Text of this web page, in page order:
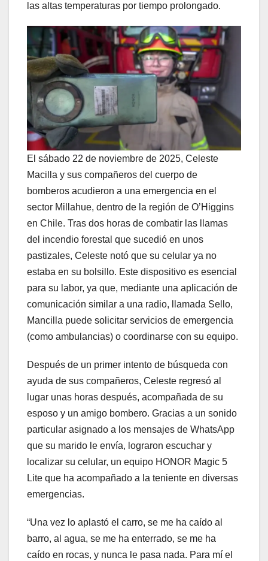
las altas temperaturas por tiempo prolongado.
El sábado 22 de noviembre de 2025, Celeste
Macilla y sus compañeros del cuerpo de
bomberos acudieron a una emergencia en el
sector Millahue, dentro de la región de O’Higgins
en Chile. Tras dos horas de combatir las llamas
del incendio forestal que sucedió en unos
pastizales, Celeste notó que su celular ya no
estaba en su bolsillo. Este dispositivo es esencial
para su labor, ya que, mediante una aplicación de
comunicación similar a una radio, llamada Sello,
Mancilla puede solicitar servicios de emergencia
(como ambulancias) o coordinarse con su equipo.
Después de un primer intento de búsqueda con
ayuda de sus compañeros, Celeste regresó al
lugar unas horas después, acompañada de su
esposo y un amigo bombero. Gracias a un sonido
particular asignado a los mensajes de WhatsApp
que su marido le envía, lograron escuchar y
localizar su celular, un equipo HONOR Magic 5
Lite que ha acompañado a la teniente en diversas
emergencias.
“Una vez lo aplastó el carro, se me ha caído al
barro, al agua, se me ha enterrado, se me ha
caído en rocas, y nunca le pasa nada. Para mí el